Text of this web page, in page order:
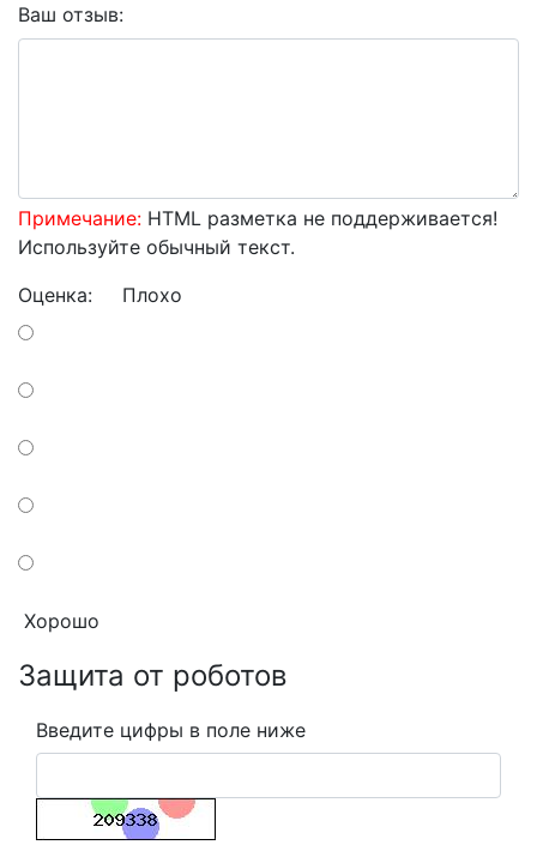
Ваш отзыв:
Примечание: HTML разметка не поддерживается!
Используйте обычный текст.
Оценка: Плохо
Хорошо
Защита от роботов
Введите цифры в поле ниже